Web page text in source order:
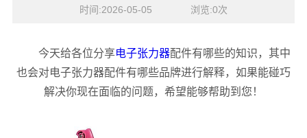
时间:2026-05-05    浏览:0次
今天给各位分享电子张力器配件有哪些的知识，其中
也会对电子张力器配件有哪些品牌进行解释，如果能碰巧
解决你现在面临的问题，希望能够帮助到您！